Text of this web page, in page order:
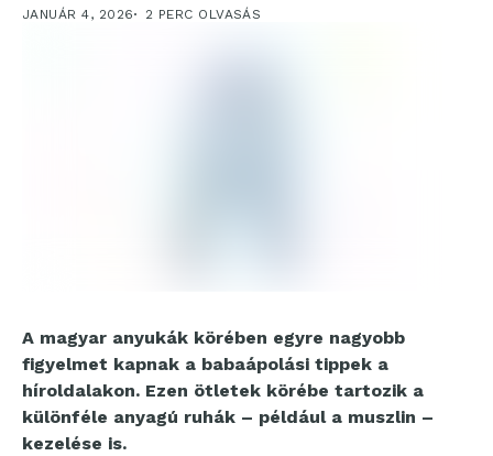
JANUÁR 4, 2026 2 PERC OLVASÁS
A magyar anyukák körében egyre nagyobb
figyelmet kapnak a babaápolási tippek a
híroldalakon. Ezen ötletek körébe tartozik a
különféle anyagú ruhák – például a muszlin –
kezelése is.